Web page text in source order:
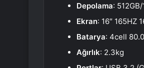
Depolama:
Ekran: 16″ 165HZ
Batarya: 4cell
Ağırlık: 2.3kg